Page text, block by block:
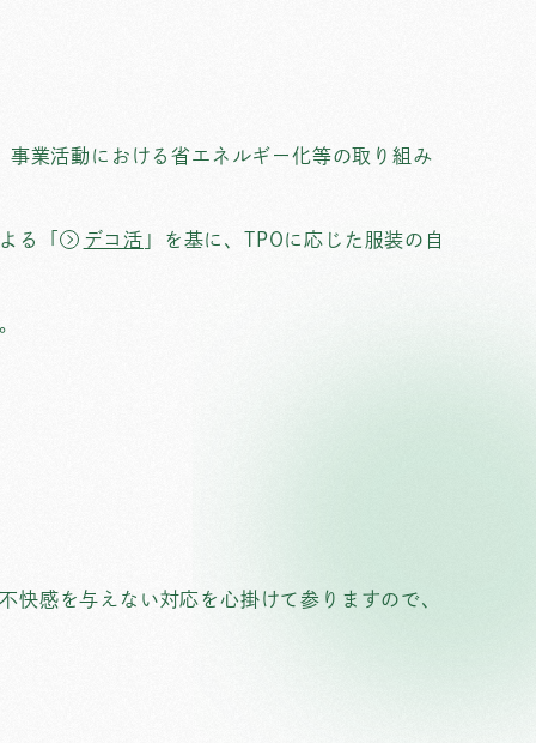
業活動における省エネルギー化等の取り組み
る「 デコ活 」を基に、TPOに応じた服装の自
感を与えない対応を心掛けて参りますので、